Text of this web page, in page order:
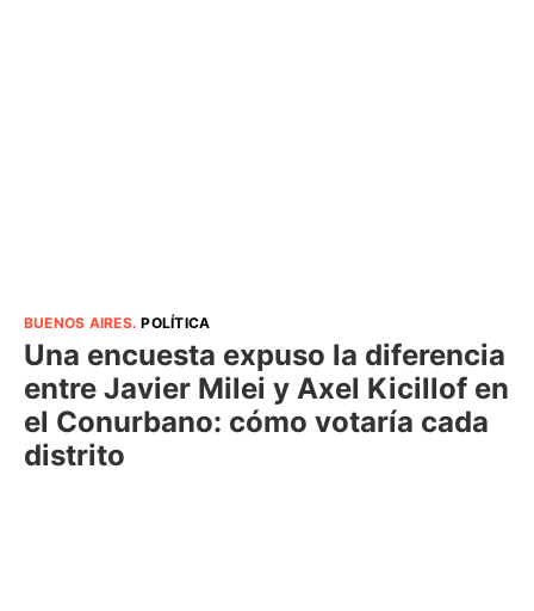
BUENOS AIRES.POLÍTICA
Una encuesta expuso la diferencia
entre Javier Milei y Axel Kicillof en
el Conurbano: cómo votaría cada
distrito